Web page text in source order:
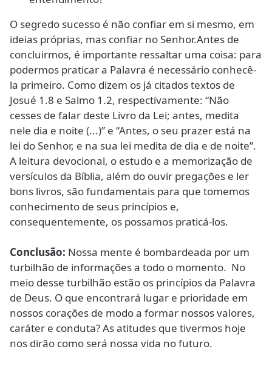
O segredo sucesso é não confiar em si mesmo, em
ideias próprias, mas confiar no Senhor.Antes de
concluirmos, é importante ressaltar uma coisa: para
podermos praticar a Palavra é necessário conhecê-
la primeiro. Como dizem os já citados textos de
Josué 1.8 e Salmo 1.2, respectivamente: “Não
cesses de falar deste Livro da Lei; antes, medita
nele dia e noite (...)” e “Antes, o seu prazer está na
lei do Senhor, e na sua lei medita de dia e de noite”.
A leitura devocional, o estudo e a memorização de
versículos da Bíblia, além do ouvir pregações e ler
bons livros, são fundamentais para que tomemos
conhecimento de seus princípios e,
consequentemente, os possamos praticá-los.
Conclusão: Nossa mente é bombardeada por um
turbilhão de informações a todo o momento. No
meio desse turbilhão estão os princípios da Palavra
de Deus. O que encontrará lugar e prioridade em
nossos corações de modo a formar nossos valores,
caráter e conduta? As atitudes que tivermos hoje
nos dirão como será nossa vida no futuro.